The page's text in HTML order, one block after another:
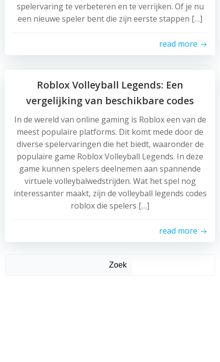
spelervaring te verbeteren en te verrijken. Of je nu
een nieuwe speler bent die zijn eerste stappen […]
read more
Roblox Volleyball Legends: Een
vergelijking van beschikbare codes
In de wereld van online gaming is Roblox een van de
meest populaire platforms. Dit komt mede door de
diverse spelervaringen die het biedt, waaronder de
populaire game Roblox Volleyball Legends. In deze
game kunnen spelers deelnemen aan spannende
virtuele volleybalwedstrijden. Wat het spel nog
interessanter maakt, zijn de volleyball legends codes
roblox die spelers […]
read more
Zoek